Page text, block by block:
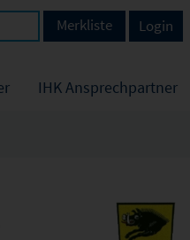
IHK Ansprechpartner
Login
Merkliste